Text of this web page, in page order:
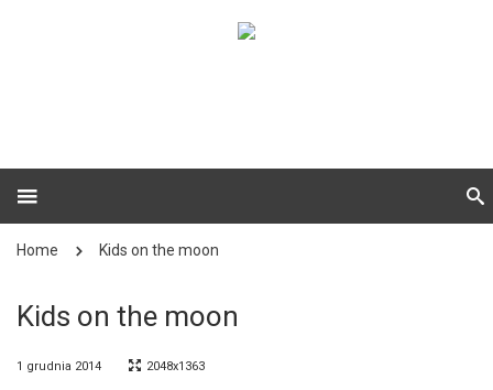
Home Kids on the moon
Kids on the moon
1 grudnia 2014 2048x1363